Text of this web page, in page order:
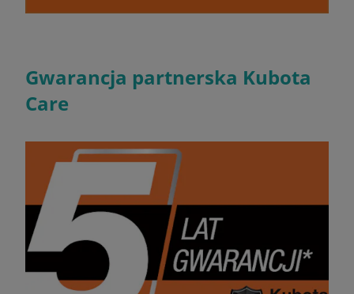
Gwarancja partnerska Kubota
Care